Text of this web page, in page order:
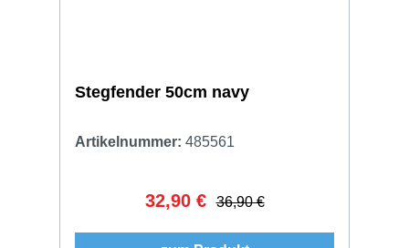
Stegfender 50cm navy
Artikelnummer: 485561
Verkaufspreis:
32,90 € Regulärer Preis:
36,90 €